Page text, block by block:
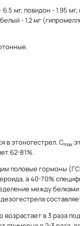
мг, повидон - 1.95
- 1.2 мг
в этоногестрел. Cmax
62-81%.
половые гормоны
а 40-70%
между
дезогестрела
в 3 раза